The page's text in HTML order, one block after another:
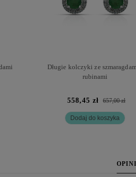
Długie kolczyki ze
rubinami
558,45 zł 657,00 zł
Dodaj do koszyka